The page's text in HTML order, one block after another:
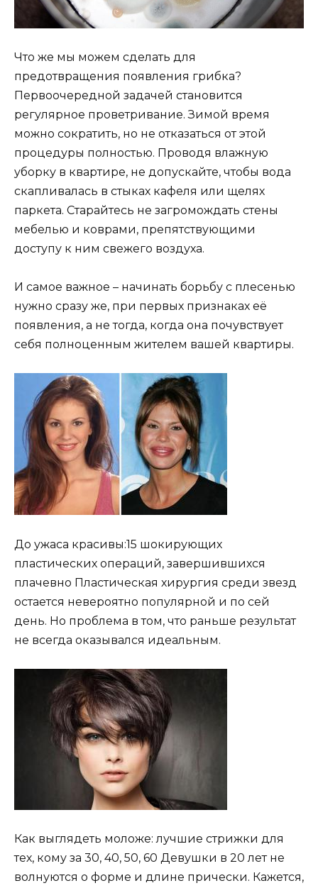
Что же мы можем сделать для
предотвращения появления грибка?
Первоочередной задачей становится
регулярное проветривание. Зимой время
можно сократить, но не отказаться от этой
процедуры полностью. Проводя влажную
уборку в квартире, не допускайте, чтобы вода
скапливалась в стыках кафеля или щелях
паркета. Старайтесь не загромождать стены
мебелью и коврами, препятствующими
доступу к ним свежего воздуха.
И самое важное – начинать борьбу с плесенью
нужно сразу же, при первых признаках её
появления, а не тогда, когда она почувствует
себя полноценным жителем вашей квартиры.
До ужаса красивы:15 шокирующих
пластических операций, завершившихся
плачевно Пластическая хирургия среди звезд
остается невероятно популярной и по сей
день. Но проблема в том, что раньше результат
не всегда оказывался идеальным.
Как выглядеть моложе: лучшие стрижки для
тех, кому за 30, 40, 50, 60 Девушки в 20 лет не
волнуются о форме и длине прически. Кажется,